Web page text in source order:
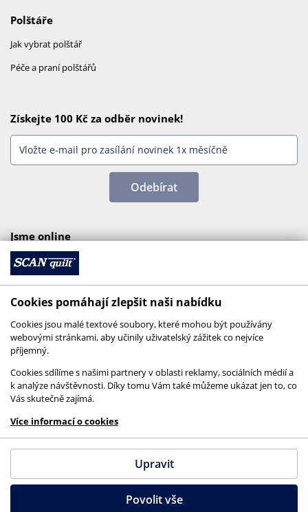
Polštáře
Jak vybrat polštář
Péče a praní polštářů
Získejte 100 Kč za odběr novinek!
Odebírat
Jsme online
© 2026 SCANquilt - všechna práva vyhrazena
This site is protected by reCAPTCHA and the
GooglePrivacy PolicyandTerms of Serviceapply.
Cookies pomáhají zlepšit naši nabídku
Cookies jsou malé textové soubory, které mohou být používány
webovými stránkami, aby učinily uživatelský zážitek co nejvíce
příjemný.
Cookies sdílíme s našimi partnery v oblasti reklamy, sociálních médií a
k analýze návštěvnosti. Díky tomu Vám také můžeme ukázat jen to, co
Vás skutečně zajímá.
Více informací o cookies
Upravit
Povolit vše